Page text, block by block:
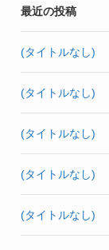
最近の投稿
(タイトルなし)
(タイトルなし)
(タイトルなし)
(タイトルなし)
(タイトルなし)